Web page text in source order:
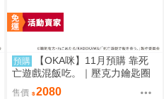
預購
【OKA咪】11月預購 靠死
亡遊戲混飯吃。｜壓克力鑰匙圈
02/全套組(全8種)(官方&新繪插
售價 2080